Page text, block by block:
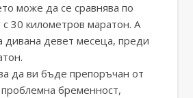
може да се сравнява по
30 километров маратон. А
дивана девет месеца, преди
да ви бъде препоръчан от
бременност,